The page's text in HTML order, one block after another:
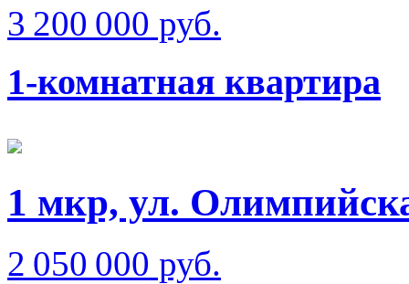
3 200 000 руб.
1-комнатная квартира
1 мкр, ул.
2 050 000 руб.